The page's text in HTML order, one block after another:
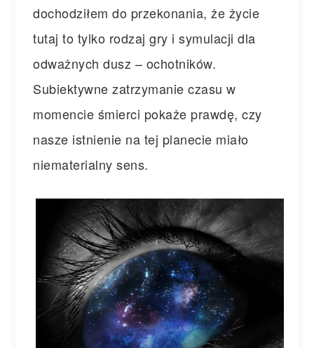
dochodziłem do przekonania, że życie
tutaj to tylko rodzaj gry i symulacji dla
odważnych dusz – ochotników.
Subiektywne zatrzymanie czasu w
momencie śmierci pokaże prawdę, czy
nasze istnienie na tej planecie miało
niematerialny sens.